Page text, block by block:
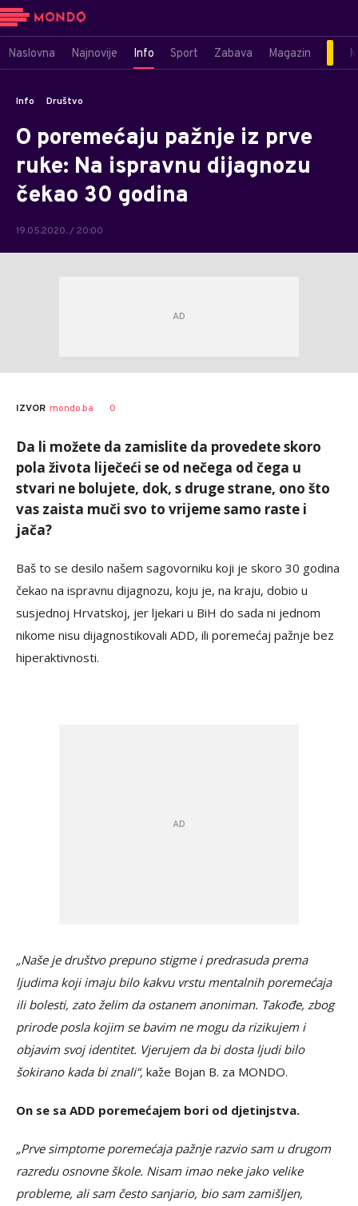
Naslovna Najnovije Info Sport Zabava Magazin
Info Društvo
O poremećaju pažnje iz prve
ruke: Na ispravnu dijagnozu
čekao 30 godina
19.05.2020. / 20:00
AUTOR Kerkez
IZVOR mondo.ba 0
Da li možete da zamislite da provedete skoro
pola života liječeći se od nečega od čega u
stvari ne bolujete, dok, s druge strane, ono što
vas zaista muči svo to vrijeme samo raste i
jača?
Baš to se desilo našem sagovorniku koji je skoro 30 godina
čekao na ispravnu dijagnozu, koju je, na kraju, dobio u
susjednoj Hrvatskoj, jer ljekari u BiH do sada ni jednom
nikome nisu dijagnostikovali ADD, ili poremećaj pažnje bez
hiperaktivnosti.
„Naše je društvo prepuno stigme i predrasuda prema
ljudima koji imaju bilo kakvu vrstu mentalnih poremećaja
ili bolesti, zato želim da ostanem anoniman. Takođe, zbog
prirode posla kojim se bavim ne mogu da rizikujem i
objavim svoj identitet. Vjerujem da bi dosta ljudi bilo
šokirano kada bi znali“, kaže Bojan B. za MONDO.
On se sa ADD poremećajem bori od djetinjstva.
„Prve simptome poremećaja pažnje razvio sam u drugom
razredu osnovne škole. Nisam imao neke jako velike
probleme, ali sam često sanjario, bio sam zamišljen,